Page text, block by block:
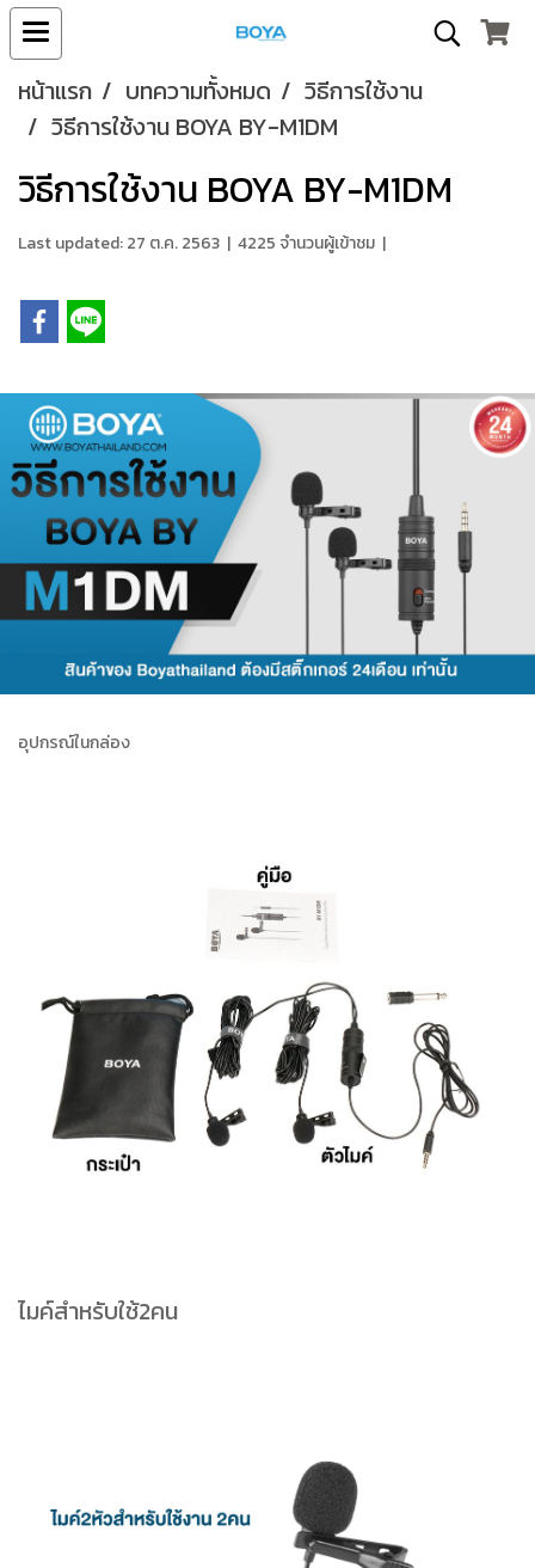
หน้าแรก บทความทั้งหมด
วิธีการใช้งาน
วิธีการใช้งาน BOYA BY-M1DM
วิธีการใช้งาน BOYA BY-M1DM
Last updated: 27 ต.ค. 2563 | 4225 จำนวนผู้เข้าชม |
อุปกรณ์ในกล่อง
ไมค์สำหรับใช้2คน